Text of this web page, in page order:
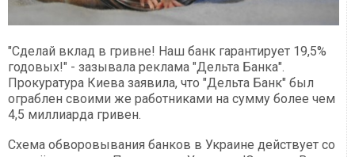
"Сделай вклад в гривне! Наш банк гарантирует 19,5%
годовых!" - зазывала реклама "Дельта Банка".
Прокуратура Киева заявила, что "Дельта Банк" был
ограблен своими же работниками на сумму более чем
4,5 миллиарда гривен.
Схема обворовывания банков в Украине действует со